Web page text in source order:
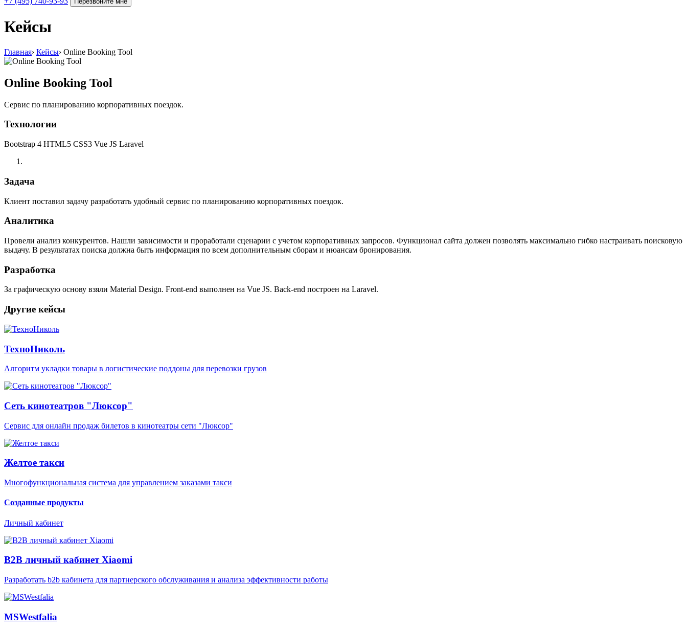
Кейсы
Главная› Кейсы› Online Booking Tool
Online Booking Tool
Cервис по планированию корпоративных поездок.
Технологии
Bootstrap 4 HTML5 CSS3 Vue JS Laravel
Задача
Клиент поставил задачу разработать удобный сервис по планированию корпоративных поездок.
Аналитика
Провели анализ конкурентов. Нашли зависимости и проработали сценарии с учетом корпоративных запросов. Функционал сайта должен позволять максимально гибко настраивать поисковую
выдачу. В результатах поиска должна быть информация по всем дополнительным сборам и нюансам бронирования.
Разработка
За графическую основу взяли Мaterial Design. Front-end выполнен на Vue JS. Back-end построен на Laravel.
Другие кейсы
ТехноНиколь
Aлгоритм укладки товары в логистические поддоны для перевозки грузов
Сеть кинотеатров "Люксор"
Сервис для онлайн продаж билетов в кинотеатры сети "Люксор"
Желтое такси
Многофункциональная система для управлением заказами такси
Созданные продукты
Личный кабинет
B2B личный кабинет Xiaomi
Разработать b2b кабинета для партнерского обслуживания и анализа эффективности работы
MSWestfalia